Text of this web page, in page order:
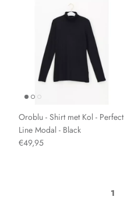
Oroblu - Shirt met Kol - Perfect
Line Modal - Black
€49,95
1